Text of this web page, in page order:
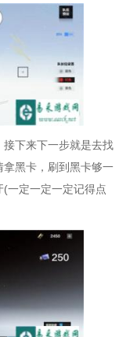
下来下一步就是去找
黑卡，刷到黑卡够一
一定一定一定记得点